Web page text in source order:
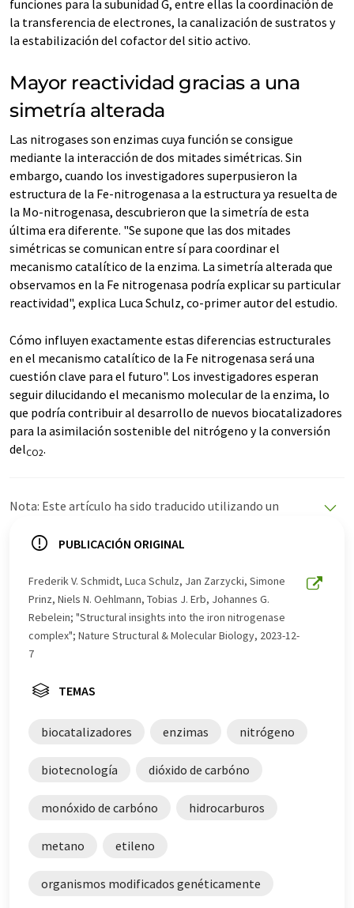
funciones para la subunidad G, entre ellas la coordinación de
la transferencia de electrones, la canalización de sustratos y
la estabilización del cofactor del sitio activo.
Mayor reactividad gracias a una
simetría alterada
Las nitrogases son enzimas cuya función se consigue
mediante la interacción de dos mitades simétricas. Sin
embargo, cuando los investigadores superpusieron la
estructura de la Fe-nitrogenasa a la estructura ya resuelta de
la Mo-nitrogenasa, descubrieron que la simetría de esta
última era diferente. "Se supone que las dos mitades
simétricas se comunican entre sí para coordinar el
mecanismo catalítico de la enzima. La simetría alterada que
observamos en la Fe nitrogenasa podría explicar su particular
reactividad", explica Luca Schulz, co-primer autor del estudio.
Cómo influyen exactamente estas diferencias estructurales
en el mecanismo catalítico de la Fe nitrogenasa será una
cuestión clave para el futuro". Los investigadores esperan
seguir dilucidando el mecanismo molecular de la enzima, lo
que podría contribuir al desarrollo de nuevos biocatalizadores
para la asimilación sostenible del nitrógeno y la conversión
delCO2.
Nota: Este artículo ha sido traducido utilizando un
ofrece estas traducciones automáticas para presentar
este artículo ha sido traducido con traducción
automática, es posible que contenga errores de
vocabulario, sintaxis o gramática. El artículo original en
Inglés se puede encontraraquí.
PUBLICACIÓN ORIGINAL
Frederik V. Schmidt, Luca Schulz, Jan Zarzycki, Simone
Prinz, Niels N. Oehlmann, Tobias J. Erb, Johannes G.
Rebelein; "Structural insights into the iron nitrogenase
complex"; Nature Structural & Molecular Biology, 2023-12-
7
TEMAS
biocatalizadores enzimas nitrógeno
biotecnología dióxido de carbóno
monóxido de carbóno hidrocarburos
metano etileno
organismos modificados genéticamente